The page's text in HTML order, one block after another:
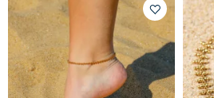
Ajouter
à
votre
liste